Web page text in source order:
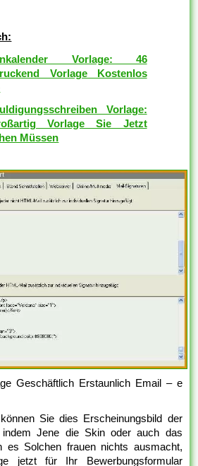
Vorlage: 46
Vorlage Kostenlos
Vorlage:
Vorlage Sie Jetzt
Müssen
Geschäftlich Erstaunlich Email – e
Sie dies Erscheinungsbild der
indem Jene die Skin oder auch das
es Solchen frauen nichts ausmacht,
jetzt für Ihr Bewerbungsformular